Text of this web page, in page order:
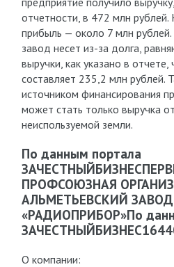
отчетности, в 472 млн рублей.
прибыль — около 7 млн
завод несет из-за долга,
выручки, как указано в
составляет 235,2 млн рублей.
источником финансирования
может стать только выручка
неиспользуемой земли.
По данным портала
ПРОФСОЮЗНАЯ
АЛЬМЕТЬЕВСКИЙ ЗАВОД
«РАДИОПРИБОР»По
О компании: